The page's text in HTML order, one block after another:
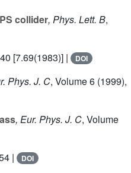
collider, Phys. Lett. B,
[7.69(1983)] | DOI
Phys. J. C, Volume 6 (1999),
, Eur. Phys. J. C, Volume
| DOI